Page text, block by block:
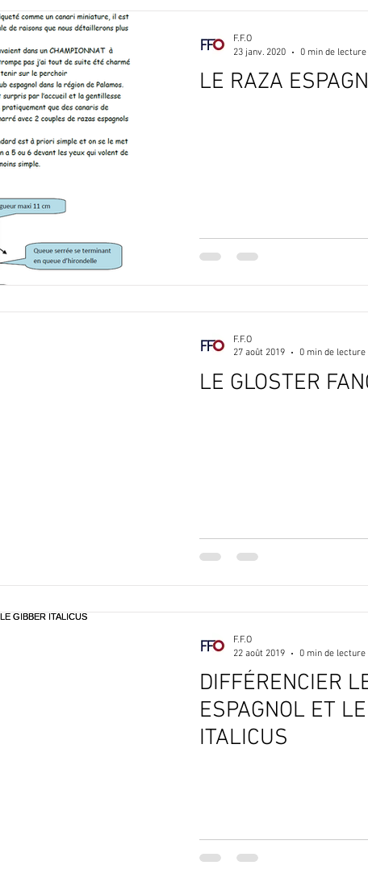
LE RAZA
F.F.O
23 janv. 2020
0 min de lecture
LE GLOSTER
F.F.O
27 août 2019
0 min de lecture
DIFFÉRENCIER
ESPAGNOL ET LE
ITALICUS
F.F.O
22 août 2019
0 min de lecture